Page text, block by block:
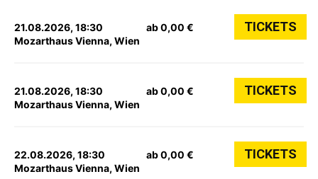
21.08.2026, 18:30
Mozarthaus Vienna, Wien
ab 0,00 € TICKETS
21.08.2026, 18:30
Mozarthaus Vienna, Wien
ab 0,00 € TICKETS
22.08.2026, 18:30
Mozarthaus Vienna, Wien
ab 0,00 € TICKETS